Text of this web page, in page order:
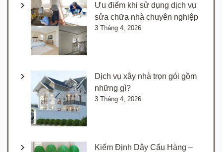
Ưu điểm khi sử dụng dịch vụ
sửa chữa nhà chuyên nghiệp
3 Tháng 4, 2026
Dịch vụ xây nhà trọn gói gồm
những gì?
3 Tháng 4, 2026
Kiểm Định Dây Cẩu Hàng –